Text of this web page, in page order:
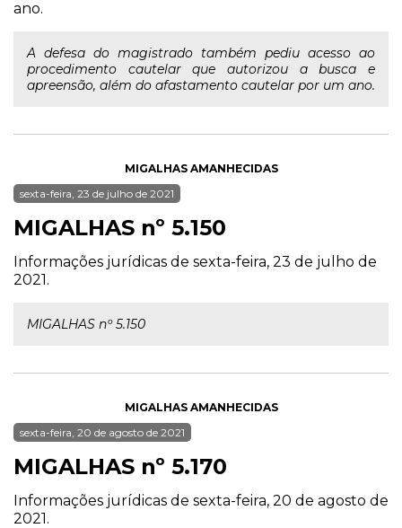
ano.
A defesa do magistrado também pediu acesso ao
procedimento cautelar que autorizou a busca e
apreensão, além do afastamento cautelar por um ano.
MIGALHAS AMANHECIDAS
sexta-feira, 23 de julho de 2021
MIGALHAS nº 5.150
Informações jurídicas de sexta-feira, 23 de julho de
2021.
MIGALHAS nº 5.150
MIGALHAS AMANHECIDAS
sexta-feira, 20 de agosto de 2021
MIGALHAS nº 5.170
Informações jurídicas de sexta-feira, 20 de agosto de
2021.